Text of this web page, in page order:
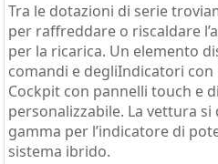
Tra le dotazioni di serie
per raffreddare o riscaldare
per la ricarica. Un elemento
comandi e degliIndicatori con
Cockpit con pannelli touch e
personalizzabile. La vettura
gamma per l’indicatore di
sistema ibrido.